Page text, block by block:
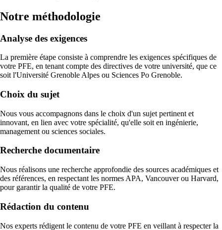
Notre méthodologie
Analyse des exigences
La première étape consiste à comprendre les exigences spécifiques de
votre PFE, en tenant compte des directives de votre université, que ce
soit l'Université Grenoble Alpes ou Sciences Po Grenoble.
Choix du sujet
Nous vous accompagnons dans le choix d'un sujet pertinent et
innovant, en lien avec votre spécialité, qu'elle soit en ingénierie,
management ou sciences sociales.
Recherche documentaire
Nous réalisons une recherche approfondie des sources académiques et
des références, en respectant les normes APA, Vancouver ou Harvard,
pour garantir la qualité de votre PFE.
Rédaction du contenu
Nos experts rédigent le contenu de votre PFE en veillant à respecter la